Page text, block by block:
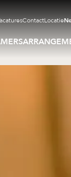
ContactLocatie